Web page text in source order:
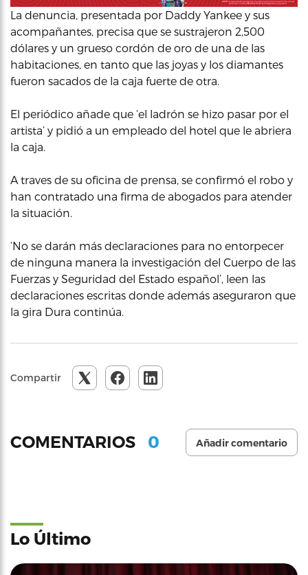
La denuncia, presentada por Daddy Yankee y sus
acompañantes, precisa que se sustrajeron 2,500
dólares y un grueso cordón de oro de una de las
habitaciones, en tanto que las joyas y los diamantes
fueron sacados de la caja fuerte de otra.
El periódico añade que ‘el ladrón se hizo pasar por el
artista’ y pidió a un empleado del hotel que le abriera
la caja.
A traves de su oficina de prensa, se confirmó el robo y
han contratado una firma de abogados para atender
la situación.
‘No se darán más declaraciones para no entorpecer
de ninguna manera la investigación del Cuerpo de las
Fuerzas y Seguridad del Estado español’, leen las
declaraciones escritas donde además aseguraron que
la gira Dura continúa.
Compartir
COMENTARIOS 0 Añadir comentario
Lo Último